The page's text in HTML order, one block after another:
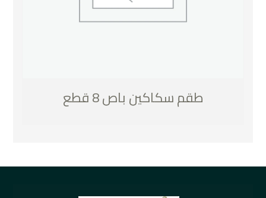
طقم سكاكين باص 8 قطع